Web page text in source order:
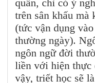
quần, chỉ có ý
trên sân khấu
(tức vận dụng
thường ngày).
ngôn ngữ đời
liền với hiện thực
vậy, triết học sẽ